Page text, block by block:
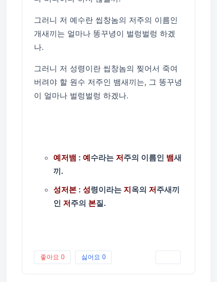
그러니 저 예수란 씹창놈의 저주의 이름인
개새끼는 얼마나 똥꾸녕이 벌렁벌렁 하겠
나.
그러니 저 성령이란 씹창놈의 찢어서 죽여
버려야 할 원수 저주인 뱀새끼는, 그 똥꾸녕
이 얼마나 벌렁벌렁 하겠나.
예저뱀 : 예수라는 저주의 이름인 뱀새
끼.
성저본 : 성령이라는 지옥의 저주새끼
인 저주의 본질.
좋아요 0 싫어요 0